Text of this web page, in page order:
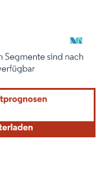
Namensnennung